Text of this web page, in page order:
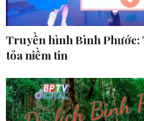
Truyền hình Bình Phước:
tỏa niềm tin